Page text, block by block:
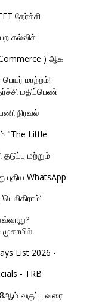
தேர்ச்சி
கல்விச்
) ஆக
மாற்றம்!
மதிப்பெண்
நிரவல்
"The Little
மற்றும்
புதிய WhatsApp
List 2026 -
- TRB
வகுப்பு வரை